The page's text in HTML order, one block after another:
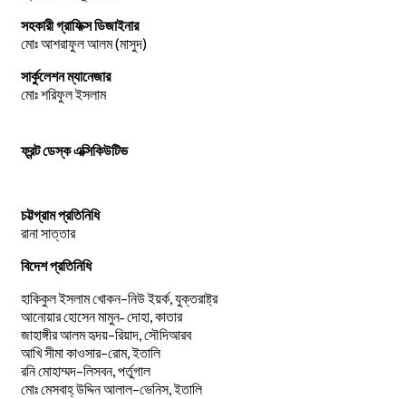
সহকারী গ্রাফিক্স ডিজাইনার
মোঃ আশরাফুল আলম (মাসুদ)
সার্কুলেশন ম্যানেজার
মোঃ শরিফুল ইসলাম
ফ্রন্ট ডেস্ক এক্সিকিউটিভ
চট্টগ্রাম প্রতিনিধি
রানা সাত্তার
বিদেশ প্রতিনিধি
হাকিকুলইসলামখোকন–নিউইয়র্ক,যুক্তরাষ্ট্র
আনোয়ারহোসেনমামুন-দোহা,কাতার
জাহাঙ্গীরআলমহৃদয়–রিয়াদ,সৌদিআরব
আখিসীমাকাওসার–রোম,ইতালি
রনিমোহাম্মদ–লিসবন,পর্তুগাল
মোঃমেসবাহ্উদ্দিনআলাল–ভেনিস,ইতালি